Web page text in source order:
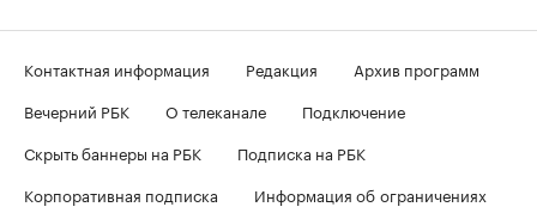
Контактная информация Редакция
Архив программ
Вечерний РБК
О телеканале
Подключение
Скрыть баннеры на РБК
Подписка на РБК
Корпоративная подписка
Информация об ограничениях